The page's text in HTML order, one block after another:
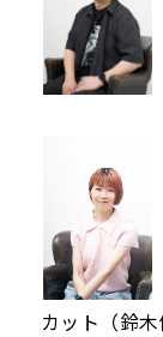
カット（鈴木